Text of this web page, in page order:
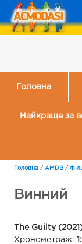
Головна
Найкраще за
Головна / AMDB /
Винний
The Guilty
Хронометраж: